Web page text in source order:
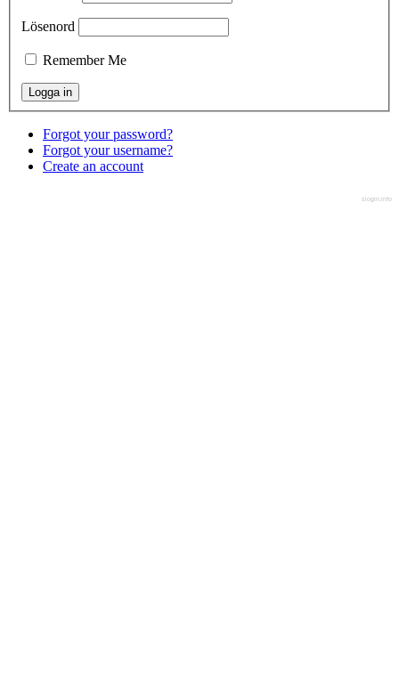
Lösenord
Remember Me
Forgot your password?
Forgot your username?
Create an account
slogin.info